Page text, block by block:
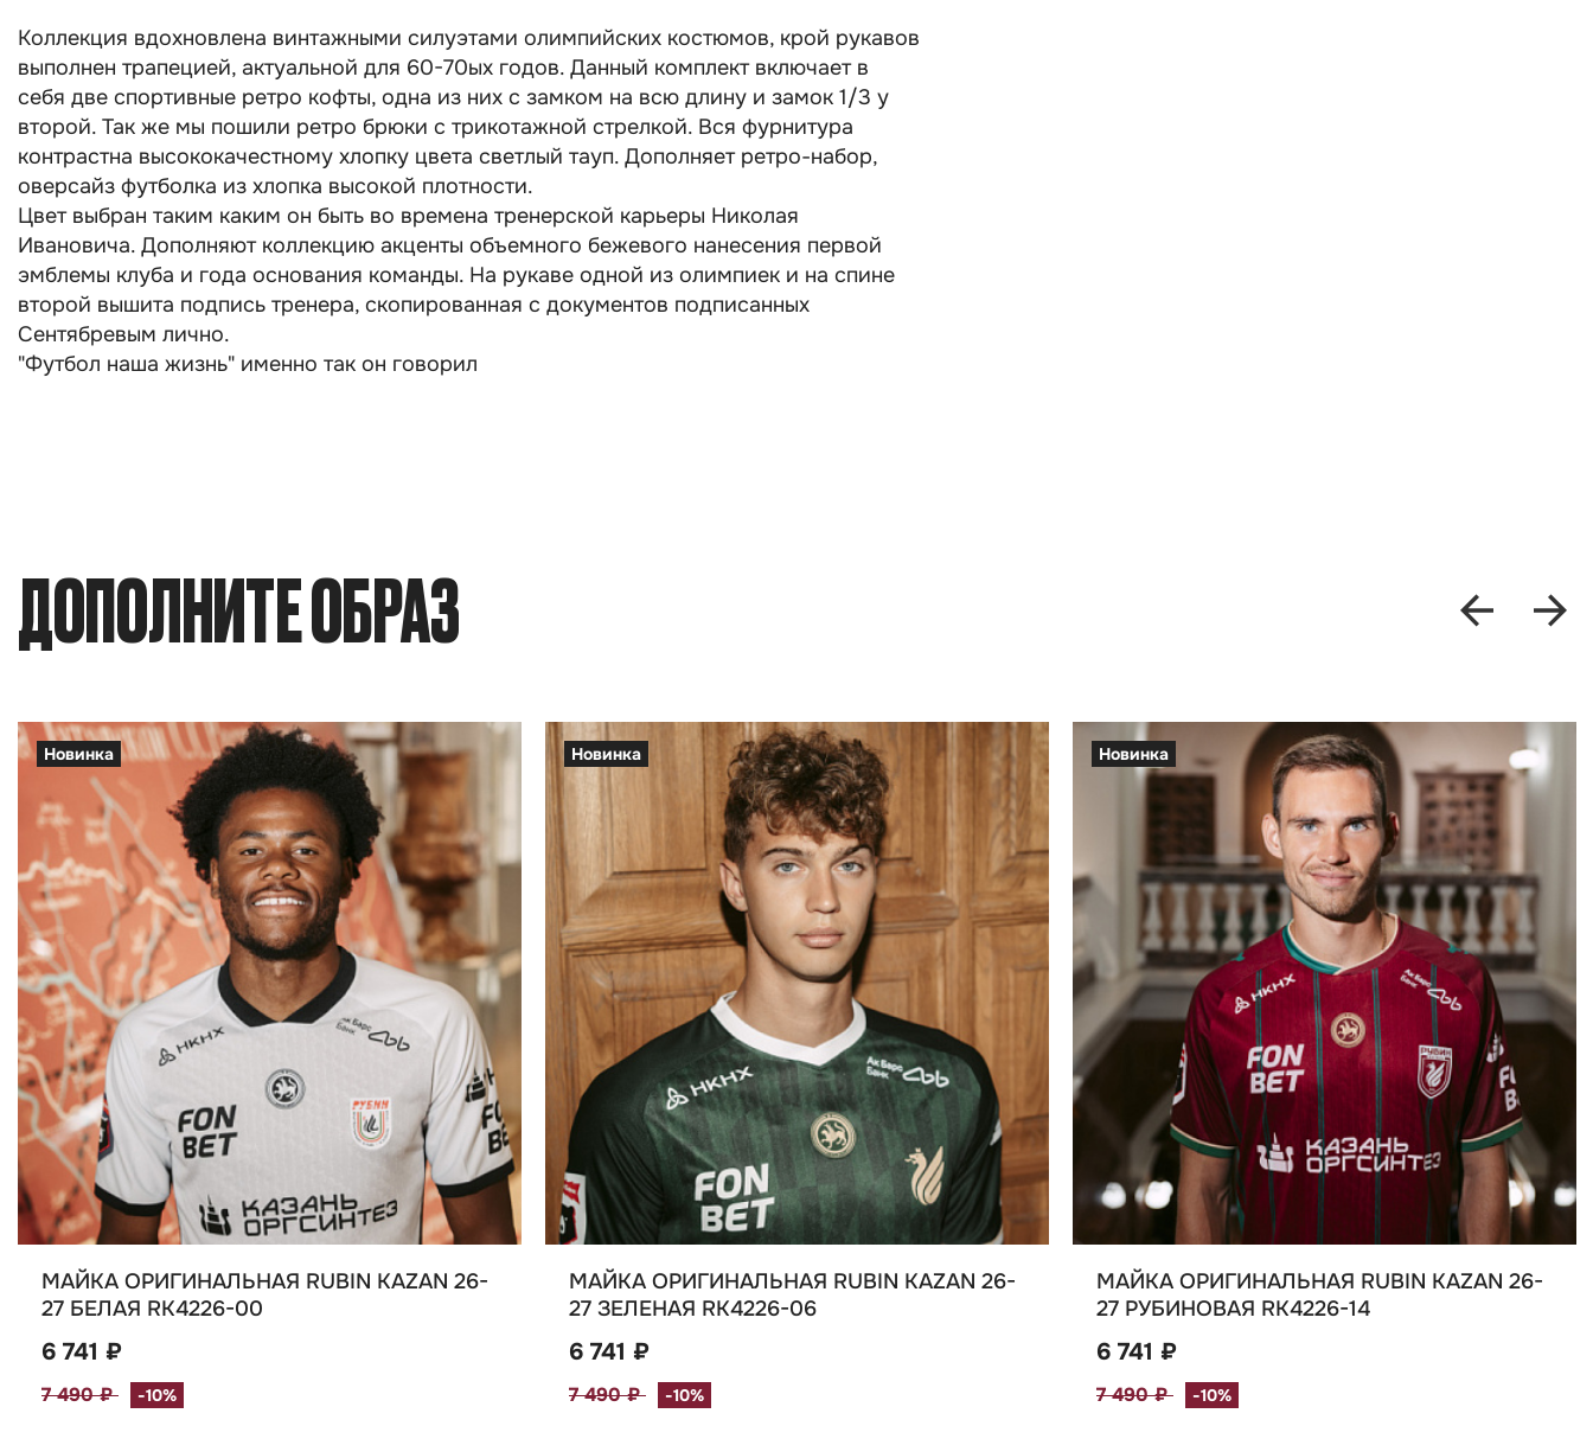
Коллекция вдохновлена винтажными силуэтами олимпийских костюмов, крой рукавов
выполнен трапецией, актуальной для 60-70ых годов. Данный комплект включает в
себя две спортивные ретро кофты, одна из них с замком на всю длину и замок 1/3 у
второй. Так же мы пошили ретро брюки с трикотажной стрелкой. Вся фурнитура
контрастна высококачестному хлопку цвета светлый тауп. Дополняет ретро-набор,
оверсайз футболка из хлопка высокой плотности.
Цвет выбран таким каким он быть во времена тренерской карьеры Николая
Ивановича. Дополняют коллекцию акценты объемного бежевого нанесения первой
эмблемы клуба и года основания команды. На рукаве одной из олимпиек и на спине
второй вышита подпись тренера, скопированная с документов подписанных
Сентябревым лично.
"Футбол наша жизнь" именно так он говорил
ДОПОЛНИТЕ ОБРАЗ
Новинка
МАЙКА ОРИГИНАЛЬНАЯ RUBIN KAZAN 26-
27 БЕЛАЯ RK4226-00
6 741 ₽
7 490 ₽ -10%
Новинка
МАЙКА ОРИГИНАЛЬНАЯ RUBIN KAZAN 26-
27 ЗЕЛЕНАЯ RK4226-06
6 741 ₽
7 490 ₽ -10%
Новинка
МАЙКА ОРИГИНАЛЬНАЯ RUBIN KAZAN 26-
27 РУБИНОВАЯ RK4226-14
6 741 ₽
7 490 ₽ -10%